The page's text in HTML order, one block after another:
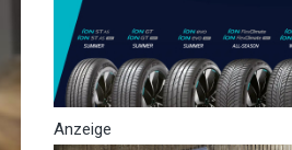
Anzeige